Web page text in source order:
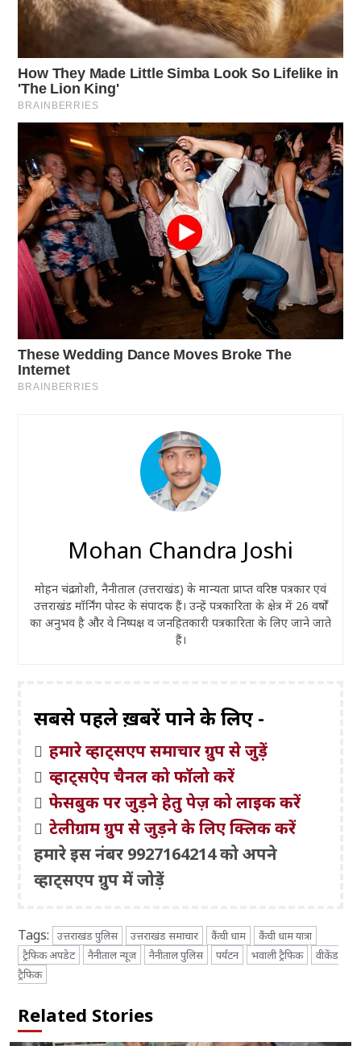
Mohan Chandra Joshi
मोहन चंद्र जोशी, नैनीताल (उत्तराखंड) के मान्यता प्राप्त वरिष्ठ पत्रकार एवं
उत्तराखंड मॉर्निंग पोस्ट के संपादक हैं। उन्हें पत्रकारिता के क्षेत्र में 26 वर्षों
का अनुभव है और वे निष्पक्ष व जनहितकारी पत्रकारिता के लिए जाने जाते
हैं।
सबसे पहले ख़बरें पाने के लिए -
हमारे व्हाट्सएप समाचार ग्रुप से जुड़ें
व्हाट्सऐप चैनल को फॉलो करें
फेसबुक पर जुड़ने हेतु पेज़ को लाइक करें
टेलीग्राम ग्रुप से जुड़ने के लिए क्लिक करें
हमारे इस नंबर 9927164214 को अपने
व्हाट्सएप ग्रुप में जोड़ें
Tags: उत्तराखंड पुलिस उत्तराखंड समाचार कैंची धाम
कैंची धाम यात्रा
ट्रैफिक अपडेट
नैनीताल न्यूज नैनीताल पुलिस पर्यटन भवाली ट्रैफिक
वीकेंड
ट्रैफिक
Related Stories